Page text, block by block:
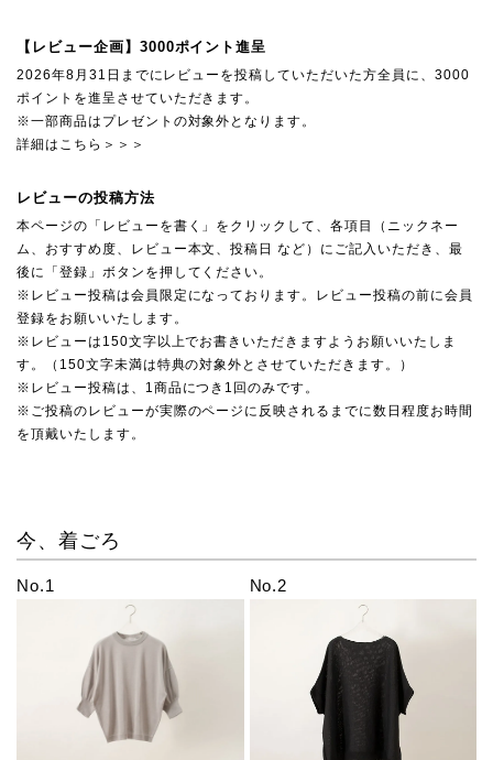
【レビュー企画】3000ポイント進呈
2026年8月31日までにレビューを投稿していただいた方全員に、3000
ポイントを進呈させていただきます。
※一部商品はプレゼントの対象外となります。
詳細はこちら＞＞＞
レビューの投稿方法
本ページの「レビューを書く」をクリックして、各項目（ニックネー
ム、おすすめ度、レビュー本文、投稿日 など）にご記入いただき、最
後に「登録」ボタンを押してください。
※レビュー投稿は会員限定になっております。レビュー投稿の前に会員
登録をお願いいたします。
※レビューは150文字以上でお書きいただきますようお願いいたしま
す。（150文字未満は特典の対象外とさせていただきます。）
※レビュー投稿は、1商品につき1回のみです。
※ご投稿のレビューが実際のページに反映されるまでに数日程度お時間
を頂戴いたします。
今、着ごろ
No.1 No.2